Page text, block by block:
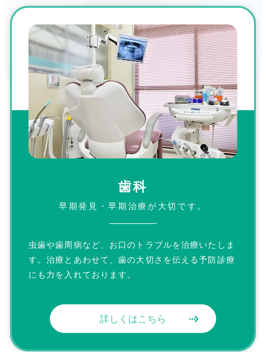
歯科
早期発見・早期治療が大切です。
虫歯や歯周病など、お口のトラブルを治療いたしま
す。治療とあわせて、歯の大切さを伝える予防診療
にも力を入れております。
詳しくはこちら